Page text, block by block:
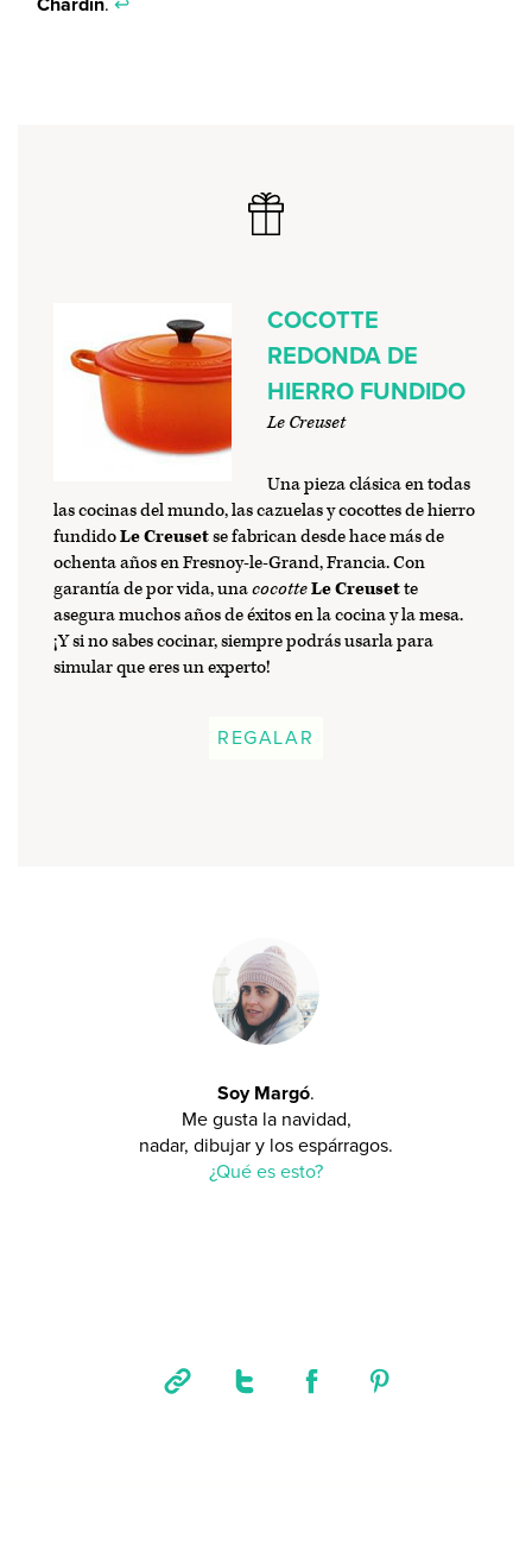
Chardin. ↩
COCOTTE
REDONDA DE
HIERRO FUNDIDO
Le Creuset
Una pieza clásica en todas
las cocinas del mundo, las cazuelas y cocottes de hierro
fundidoLe Creusetse fabrican desde hace más de
ochenta años en Fresnoy-le-Grand, Francia. Con
garantía de por vida, unacocotteLe Creusette
asegura muchos años de éxitos en la cocina y la mesa.
¡Y si no sabes cocinar, siempre podrás usarla para
simular que eres un experto!
REGALAR
Soy Margó.
Me gusta la navidad,
nadar, dibujar y los espárragos.
¿Qué es esto?